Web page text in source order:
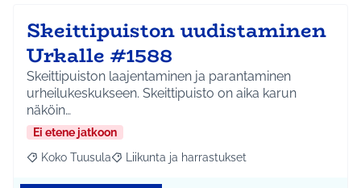
Skeittipuiston uudistaminen
Urkalle #1588
Skeittipuiston laajentaminen ja parantaminen
urheilukeskukseen. Skeittipuisto on aika karun
näköin…
Ei etene jatkoon
Rajaa tulokset aihepiirin mukaan: Koko Tuusula
Koko Tuusula Rajaa tulokset teeman mukaan: Liikunta ja
Liikunta ja harrastukset